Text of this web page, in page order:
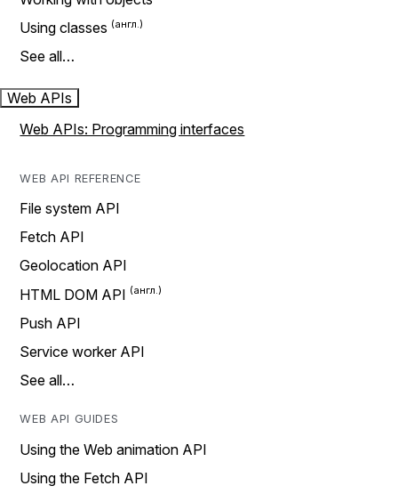
Using classes
See all…
Web APIs
Web APIs: Programming interfaces
WEB API REFERENCE
File system API
Fetch API
Geolocation API
HTML DOM API
Push API
Service worker API
See all…
WEB API GUIDES
Using the Web animation API
Using the Fetch API